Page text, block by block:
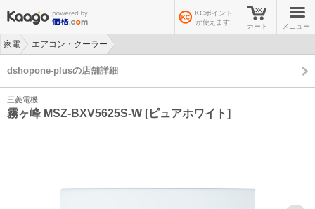
KCポイント
が使えます!
カート メニュー
家電
エアコン・クーラー
dshopone-plusの店舗詳細
三菱電機
霧ヶ峰 MSZ-BXV5625S-W [ピュアホワイト]